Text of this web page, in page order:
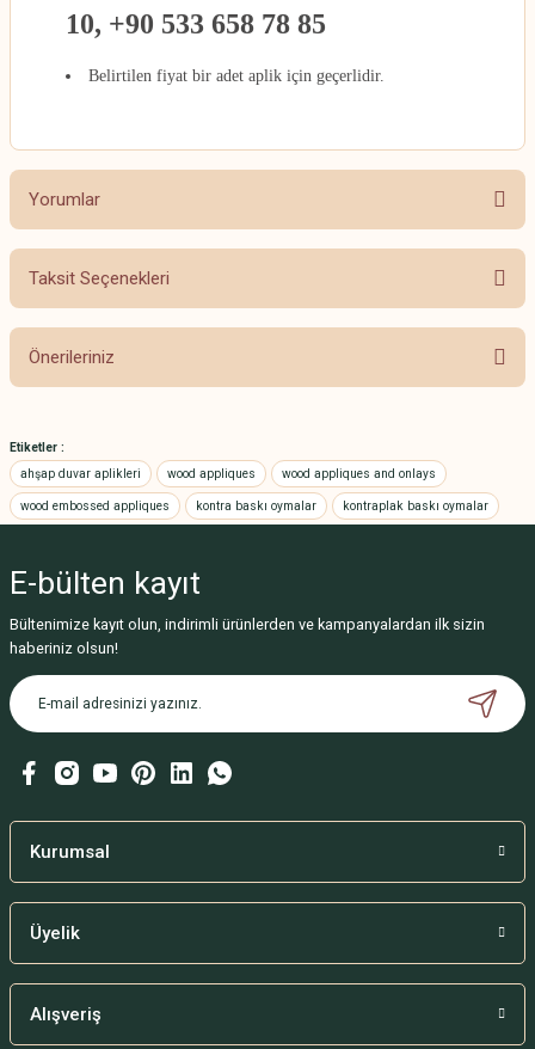
10, +90 533 658 78 85
Belirtilen fiyat bir adet aplik için geçerlidir.
Yorumlar
Bu ürüne ilk yorumu siz yapın!
Taksit Seçenekleri
Önerileriniz
yetersiz gördüğünüz noktaları öneri formunu kullanarak tarafımıza
iletebilirsiniz.
Görüş ve önerileriniz için teşekkür ederiz.
Ürün açıklamasında eksik bilgiler bulunuyor.
Ürün bilgilerinde hatalar bulunuyor.
Ürün fiyatı diğer sitelerden daha pahalı.
Etiketler :
ahşap duvar aplikleri
wood appliques wood appliques and onlays
wood embossed appliques kontra baskı oymalar kontraplak baskı oymalar
E-bülten kayıt
Bültenimize kayıt olun, indirimli ürünlerden ve kampanyalardan ilk sizin
haberiniz olsun!
Kurumsal
Üyelik
Alışveriş